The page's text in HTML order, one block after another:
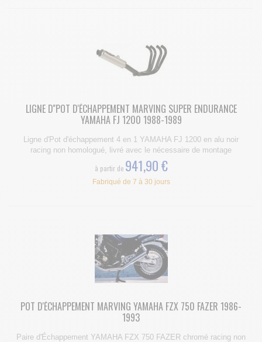
LIGNE D''POT D'ÉCHAPPEMENT MARVING SUPER ENDURANCE
YAMAHA FJ 1200 1988-1989
Ligne d'Pot d'échappement 4 en 1 YAMAHA FJ 1200 en alu noir
racing non homologué, livré avec le nécessaire de montage
à partir de 941,90 €
Fabriqué de 7 à 30 jours
POT D'ÉCHAPPEMENT MARVING YAMAHA FZX 750 FAZER 1986-
1993
Paire d'Échappement YAMAHA FZX 750 FAZER chromé racing non